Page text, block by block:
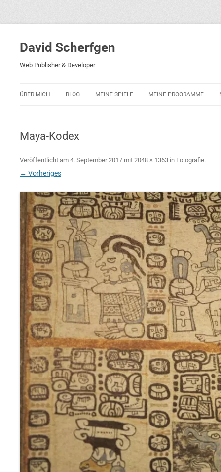
David Scherfgen
Web Publisher & Developer
ÜBER MICH BLOG MEINE SPIELE
ROCKET RAGE
ROLLMORAD — GUHASE 2010
MEINE PROGRAMME
Maya-Kodex
Veröffentlicht am 4. September 2017 mit 2048 × 1363 in Fotografie.
← Vorheriges